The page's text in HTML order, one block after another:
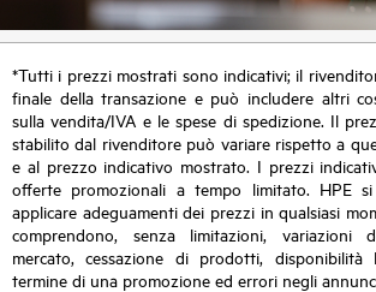
*Tutti i prezzi mostrati sono indicativi; il
finale della transazione e può includere altri
sulla vendita/IVA e le spese di spedizione. Il
stabilito dal rivenditore può variare rispetto a
e al prezzo indicativo mostrato. I prezzi
offerte promozionali a tempo limitato. HPE
applicare adeguamenti dei prezzi in qualsiasi
comprendono, senza limitazioni, variazioni
mercato, cessazione di prodotti,
termine di una promozione ed errori negli